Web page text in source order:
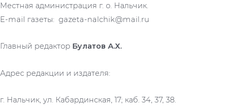
Местная администрация г. о. Нальчик.
E-mail газеты: gazeta-nalchik@mail.ru
Главный редактор Булатов А.Х.
Адрес редакции и издателя:
г. Нальчик, ул. Кабардинская, 17; каб. 34, 37, 38.